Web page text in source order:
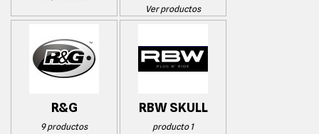
Ver productos
R&G
9 productos
RBW SKULL
producto 1